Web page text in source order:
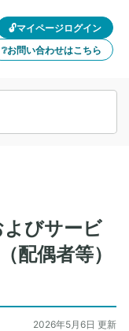
🔓マイページログイン
❔お問い合わせはこちら
びサービ
配偶者等）
2026年5月6日 更新